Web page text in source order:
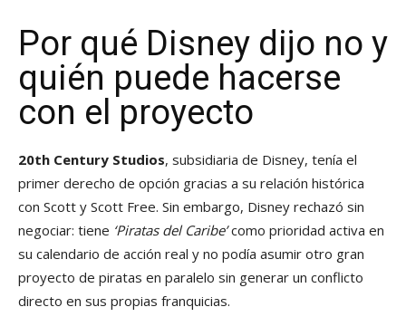
Por qué Disney dijo no y
quién puede hacerse
con el proyecto
20th Century Studios, subsidiaria de Disney, tenía el
primer derecho de opción gracias a su relación histórica
con Scott y Scott Free. Sin embargo, Disney rechazó sin
negociar: tiene ‘Piratas del Caribe’como prioridad activa en
su calendario de acción real y no podía asumir otro gran
proyecto de piratas en paralelo sin generar un conflicto
directo en sus propias franquicias.